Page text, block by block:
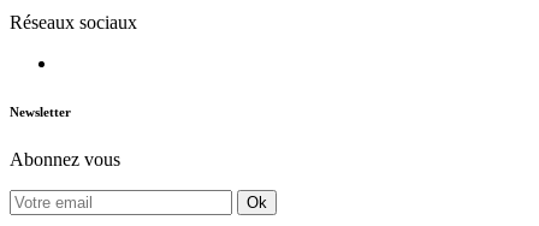
Réseaux sociaux
Newsletter
Abonnez vous
Ok